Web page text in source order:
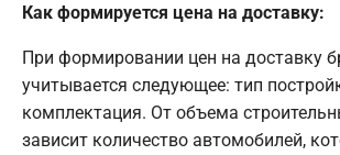
Как формируется цена на доставку:
При формировании цен на доставку
учитывается следующее: тип
комплектация. От объема
зависит количество автомобилей,